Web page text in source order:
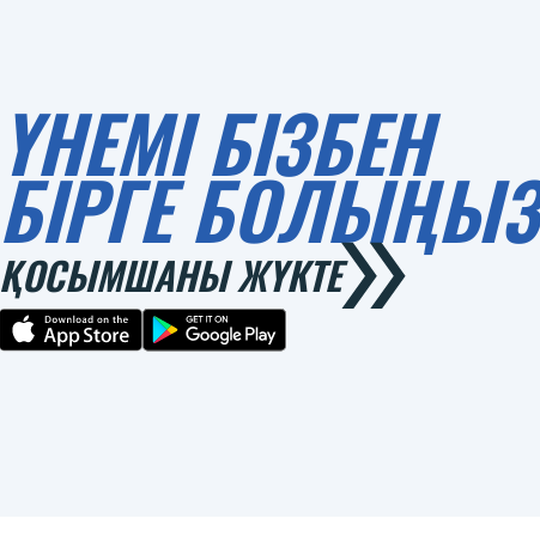
ҮНЕМІ БІЗБЕН
БІРГЕ БОЛЫҢЫЗ
ҚОСЫМШАНЫ ЖҮКТЕ